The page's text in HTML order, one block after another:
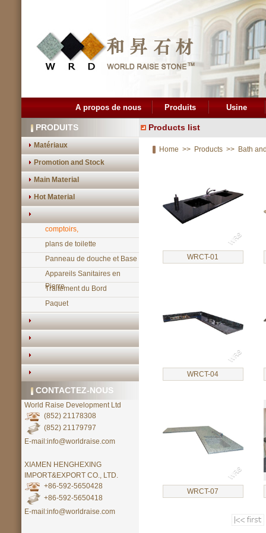
A propos de nous Produits Usine
PRODUITS
Matériaux
Promotion and Stock
Main Material
Hot Material
comptoirs,
plans de toilette
Panneau de douche et Base
Appareils Sanitaires en
Pierre
Traitement du Bord
Paquet
CONTACTEZ-NOUS
World Raise Development Ltd
(852) 21178308
(852) 21179797
E-mail:info@worldraise.com
XIAMEN HENGHEXING
IMPORT&EXPORT CO., LTD.
+86-592-5650428
+86-592-5650418
E-mail:info@worldraise.com
Products list
Home >> Products>> Bath
WRCT-01
WRCT-04
WRCT-07